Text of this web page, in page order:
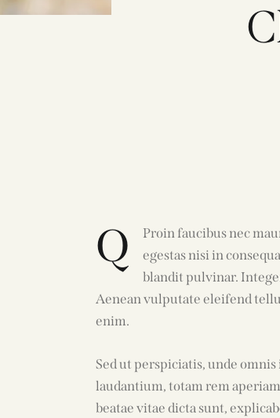
Q
Proin faucibus nec
egestas nisi in
blandit pulvinar.
Aenean vulputate eleifend
enim.
Sed ut perspiciatis, unde
laudantium, totam rem
beatae vitae dicta sunt,